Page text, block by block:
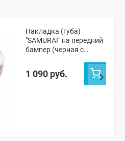
Накладка (губа)
"SAMURAI" на передний
бампер (черная с
1 090 руб.